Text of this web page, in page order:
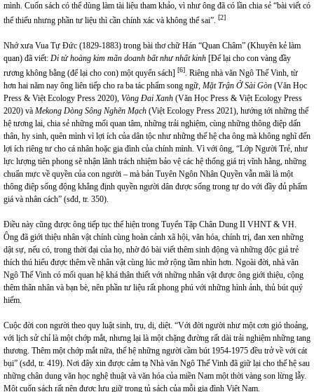
mình. Cuốn sách có thể dùng làm tài liệu tham khảo, vì như ông đã có lần chia sẻ “bài viết có
thể thiếu nhưng phần tư liệu thì cần chính xác và không thể sai”. [2]
Nhớ xưa Vua Tự Đức (1829-1883) trong bài thơ chữ Hán “Quan Châm” (Khuyên kẻ làm
quan) đã viết: Di tử hoàng kim mãn doanh bất như nhất kinh [Để lại cho con vàng đầy
rương không bằng (để lại cho con) một quyển sách] [6]. Riêng nhà văn Ngô Thế Vinh, từ
hơn hai năm nay ông liên tiếp cho ra ba tác phẩm song ngữ, Mặt Trận Ở Sài Gòn (Văn Học
Press & Việt Ecology Press 2020), Vòng Đai Xanh (Văn Học Press & Việt Ecology Press
2020) và Mekong Dòng Sông Nghẽn Mạch (Việt Ecology Press 2021), hướng tới những thế
hệ tương lai, chia sẻ những mối quan tâm, những trải nghiệm, cùng những thông điệp dấn
thân, hy sinh, quên mình vì lợi ích của dân tộc như những thế hệ cha ông mà không nghĩ đến
lợi ích riêng tư cho cá nhân hoặc gia đình của chính mình. Vì với ông, “Lớp Người Trẻ, như
lực lượng tiên phong sẽ nhận lãnh trách nhiệm bảo vệ các hệ thống giá trị vĩnh hằng, những
chuẩn mực về quyền của con người – mà bản Tuyên Ngôn Nhân Quyền vẫn mãi là một
thông điệp sống động khẳng định quyền người dân được sống trong tự do với đầy đủ phẩm
giá và nhân cách” (sđd, tr. 350).
Điều này cũng được ông tiếp tục thể hiện trong Tuyển Tập Chân Dung II VHNT & VH.
Ông đã giới thiệu nhân vật chính cùng hoàn cảnh xã hội, văn hóa, chính trị, đan xen những
dật sự, nếu có, trong thời đại của họ, nhờ đó bài viết thêm sinh động và những độc giả trẻ
thích thú hiểu được thêm về nhân vật cùng lúc mở rộng tầm nhìn hơn. Ngoài đời, nhà văn
Ngô Thế Vinh có mối quan hệ khá thân thiết với những nhân vật được ông giới thiệu, cộng
thêm thân nhân và bạn bè, nên phần tư liệu rất phong phú với những hình ảnh, thủ bút quý
hiếm.
Cuộc đời con người theo quy luật sinh, trụ, dị, diệt. “Với đời người như một cơn gió thoảng,
với lịch sử chỉ là một chớp mắt, nhưng lại là một chặng đường rất dài trải nghiệm những tang
thương. Thêm một chớp mắt nữa, thế hệ những người cầm bút 1954-1975 đều trở về với cát
bụi” (sđd, tr. 419). Nơi đây xin được cảm tạ Nhà văn Ngô Thế Vinh đã giữ lại cho thế hệ sau
những chân dung văn học nghệ thuật và văn hóa của miền Nam một thời vàng son lừng lẫy.
Một cuốn sách rất nên được lưu giữ trong tủ sách của mỗi gia đình Việt Nam.